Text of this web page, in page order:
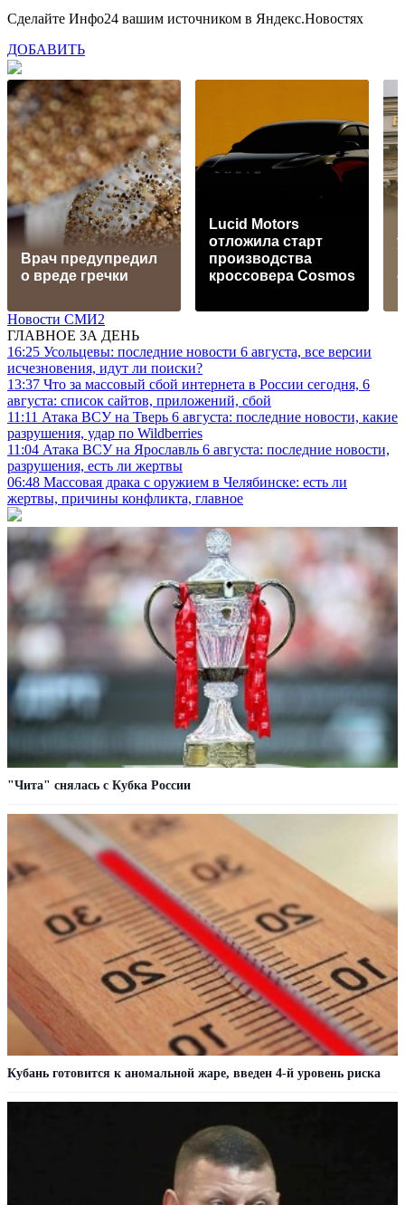
Сделайте Инфо24 вашим источником в Яндекс.Новостях
ДОБАВИТЬ
Врач предупредил
о вреде гречки
Lucid Motors
отложила старт
производства
кроссовера Cosmos
Новости СМИ2
ГЛАВНОЕ ЗА ДЕНЬ
16:25 Усольцевы: последние новости 6 августа, все версии
исчезновения, идут ли поиски?
13:37 Что за массовый сбой интернета в России сегодня, 6
августа: список сайтов, приложений, сбой
11:11 Атака ВСУ на Тверь 6 августа: последние новости, какие
разрушения, удар по Wildberries
11:04 Атака ВСУ на Ярославль 6 августа: последние новости,
разрушения, есть ли жертвы
06:48 Массовая драка с оружием в Челябинске: есть ли
жертвы, причины конфликта, главное
"Чита" снялась с Кубка России
Кубань готовится к аномальной жаре, введен 4-й уровень риска